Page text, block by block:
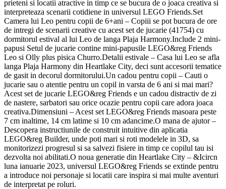
prieteni si locatii atractive in timp ce se bucura de o joaca creativa si
interpreteaza scenarii cotidiene in universul LEGO Friends.Set
Camera lui Leo pentru copii de 6+ani – Copiii se pot bucura de ore
de intregi de scenarii creative cu acest set de jucarie (41754) cu
dormitorul estival al lui Leo de langa Plaja Harmony.Include 2 mini-
papusi Setul de jucarie contine mini-papusile LEGO&reg Friends
Leo si Olly plus pisica Churro.Detalii estivale – Casa lui Leo se afla
langa Plaja Harmony din Heartlake City, deci sunt accesorii tematice
de gasit in decorul dormitorului.Un cadou pentru copii – Cauti o
jucarie sau o atentie pentru un copil in varsta de 6 ani si mai mari?
Acest set de jucarie LEGO&reg Friends e un cadou distractiv de zi
de nastere, sarbatori sau orice ocazie pentru copii care adora joaca
creativa.Dimensiuni – Acest set LEGO&reg Friends masoara peste
7 cm inaltime, 14 cm latime si 10 cm adancime.O mana de ajutor –
Descopera instructiunile de construit intuitive din aplicatia
LEGO&reg Builder, unde poti mari si roti modelele in 3D, sa
monitorizezi progresul si sa salvezi fisiere in timp ce copilul tau isi
dezvolta noi abilitati.O noua generatie din Heartlake City – &Icircn
luna ianuarie 2023, universul LEGO&reg Friends se extinde pentru
a introduce noi personaje si locatii care inspira si mai multe aventuri
de interpretat pe roluri.